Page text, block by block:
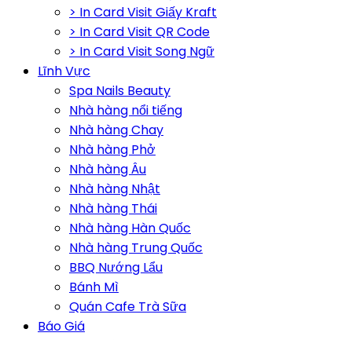
> In Card Visit Giấy Kraft
> In Card Visit QR Code
> In Card Visit Song Ngữ
Lĩnh Vực
Spa Nails Beauty
Nhà hàng nổi tiếng
Nhà hàng Chay
Nhà hàng Phở
Nhà hàng Âu
Nhà hàng Nhật
Nhà hàng Thái
Nhà hàng Hàn Quốc
Nhà hàng Trung Quốc
BBQ Nướng Lẩu
Bánh Mì
Quán Cafe Trà Sữa
Báo Giá